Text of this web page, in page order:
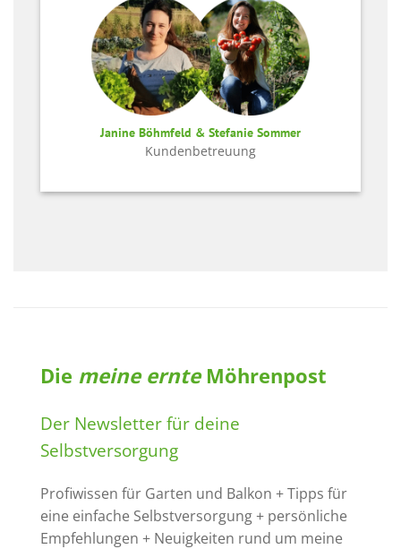
Janine Böhmfeld & Stefanie Sommer
Kundenbetreuung
Die meine ernteMöhrenpost
Der Newsletter für deine
Selbstversorgung
Profiwissen für Garten und Balkon + Tipps für
eine einfache Selbstversorgung + persönliche
Empfehlungen + Neuigkeiten rund um meine